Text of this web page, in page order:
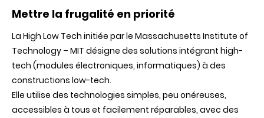
Mettre la frugalité en priorité
La High Low Tech initiée par le Massachusetts Institute of
Technology – MIT désigne des solutions intégrant high-
tech (modules électroniques, informatiques) à des
constructions low-tech.
Elle utilise des technologies simples, peu onéreuses,
accessibles à tous et facilement réparables, avec des